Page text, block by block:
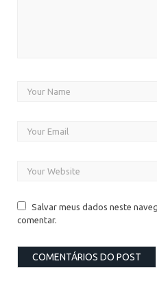
Salvar meus dados neste
comentar.